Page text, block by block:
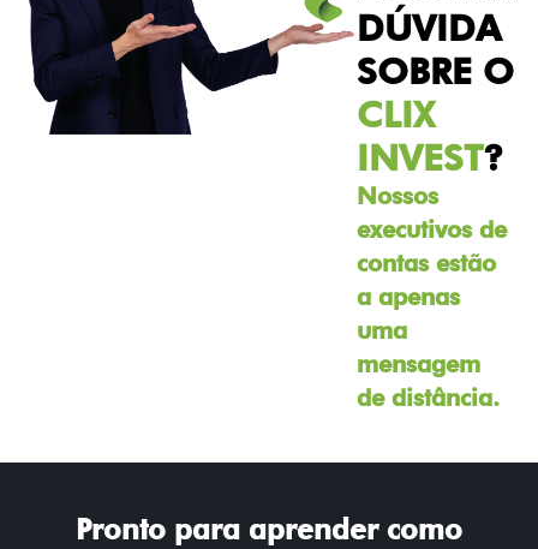
DÚVIDA
SOBRE O
CLIX
INVEST?
Nossos
executivos de
contas estão
a apenas
uma
mensagem
de distância.
Pronto para aprender como